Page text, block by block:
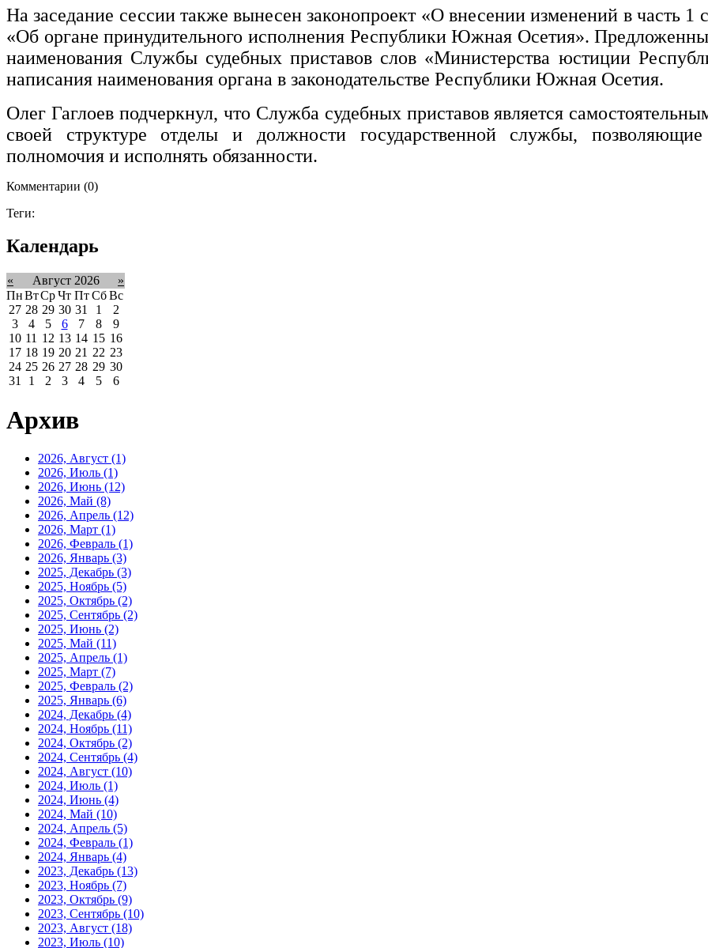
На заседание сессии также вынесен законопроект «О внесении изменений в часть
«Об органе принудительного исполнения Республики Южная Осетия».
наименования Службы судебных приставов слов «Министерства юстиции
написания наименования органа в законодательстве Республики Южная Осетия.
Олег Гаглоев подчеркнул, что Служба судебных приставов является
своей структуре отделы и должности государственной службы,
полномочия и исполнять обязанности.
Комментарии (0)
Теги:
Календарь
« Август 2026
»
ПнВтСрЧт Пт Сб Вс
27 28 29 30 31 1
2
3
4 5 6 7 8
9
10 11 12 13 14 15 16
17 18 19 20 21 22 23
24 25 26 27 28 29 30
31
1 2 3 4 5 6
Архив
2026, Август (1)
2026, Июль (1)
2026, Июнь (12)
2026, Май (8)
2026, Апрель (12)
2026, Март (1)
2026, Февраль (1)
2026, Январь (3)
2025, Декабрь (3)
2025, Ноябрь (5)
2025, Октябрь (2)
2025, Сентябрь (2)
2025, Июнь (2)
2025, Май (11)
2025, Апрель (1)
2025, Март (7)
2025, Февраль (2)
2025, Январь (6)
2024, Декабрь (4)
2024, Ноябрь (11)
2024, Октябрь (2)
2024, Сентябрь (4)
2024, Август (10)
2024, Июль (1)
2024, Июнь (4)
2024, Май (10)
2024, Апрель (5)
2024, Февраль (1)
2024, Январь (4)
2023, Декабрь (13)
2023, Ноябрь (7)
2023, Октябрь (9)
2023, Сентябрь (10)
2023, Август (18)
2023, Июль (10)